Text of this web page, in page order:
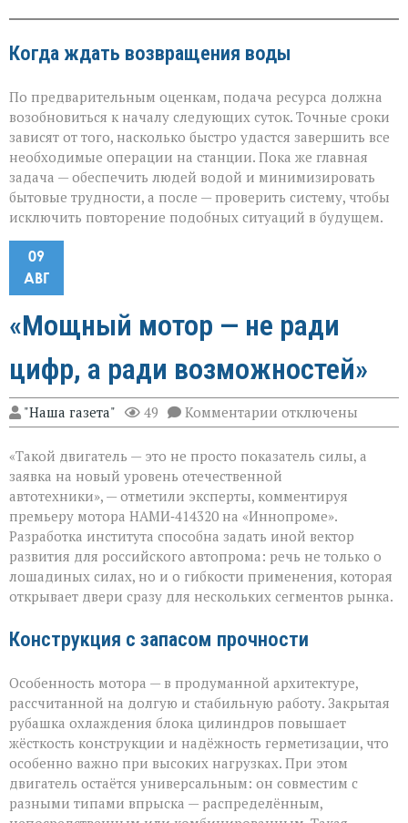
Когда ждать возвращения воды
По предварительным оценкам, подача ресурса должна
возобновиться к началу следующих суток. Точные сроки
зависят от того, насколько быстро удастся завершить все
необходимые операции на станции. Пока же главная
задача — обеспечить людей водой и минимизировать
бытовые трудности, а после — проверить систему, чтобы
исключить повторение подобных ситуаций в будущем.
09
АВГ
«Мощный мотор — не ради
цифр, а ради возможностей»
"Наша газета" 49 Комментарии к
записи
мотор — не
ради
а
ради
возможностей»
отключены
«Такой двигатель — это не просто показатель силы, а
заявка на новый уровень отечественной
автотехники», — отметили эксперты, комментируя
премьеру мотора НАМИ‑414320 на «Иннопроме».
Разработка института способна задать иной вектор
развития для российского автопрома: речь не только о
лошадиных силах, но и о гибкости применения, которая
открывает двери сразу для нескольких сегментов рынка.
Конструкция с запасом прочности
Особенность мотора — в продуманной архитектуре,
рассчитанной на долгую и стабильную работу. Закрытая
рубашка охлаждения блока цилиндров повышает
жёсткость конструкции и надёжность герметизации, что
особенно важно при высоких нагрузках. При этом
двигатель остаётся универсальным: он совместим с
разными типами впрыска — распределённым,